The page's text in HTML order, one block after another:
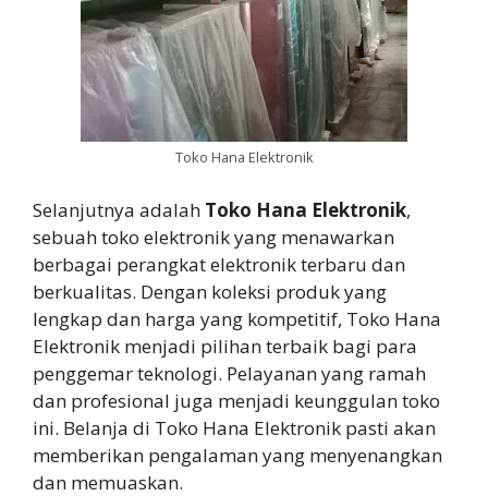
Toko Hana Elektronik
Selanjutnya adalah Toko Hana Elektronik,
sebuah toko elektronik yang menawarkan
berbagai perangkat elektronik terbaru dan
berkualitas. Dengan koleksi produk yang
lengkap dan harga yang kompetitif, Toko Hana
Elektronik menjadi pilihan terbaik bagi para
penggemar teknologi. Pelayanan yang ramah
dan profesional juga menjadi keunggulan toko
ini. Belanja di Toko Hana Elektronik pasti akan
memberikan pengalaman yang menyenangkan
dan memuaskan.